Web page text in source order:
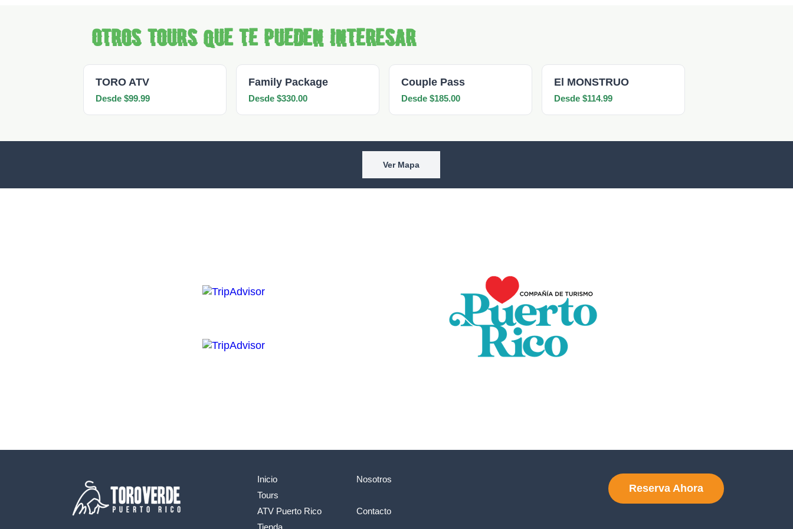
Otros tours que te pueden interesar
TORO ATV
Desde $99.99
Family Package
Desde $330.00
Couple Pass
Desde $185.00
El MONSTRUO
Desde $114.99
Ver Mapa
Inicio
Tours
ATV Puerto Rico
Nosotros
Contacto
Reserva Ahora